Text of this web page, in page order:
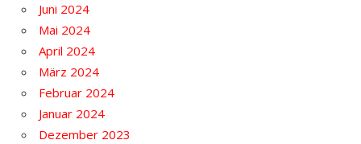
Juni 2024
Mai 2024
April 2024
März 2024
Februar 2024
Januar 2024
Dezember 2023